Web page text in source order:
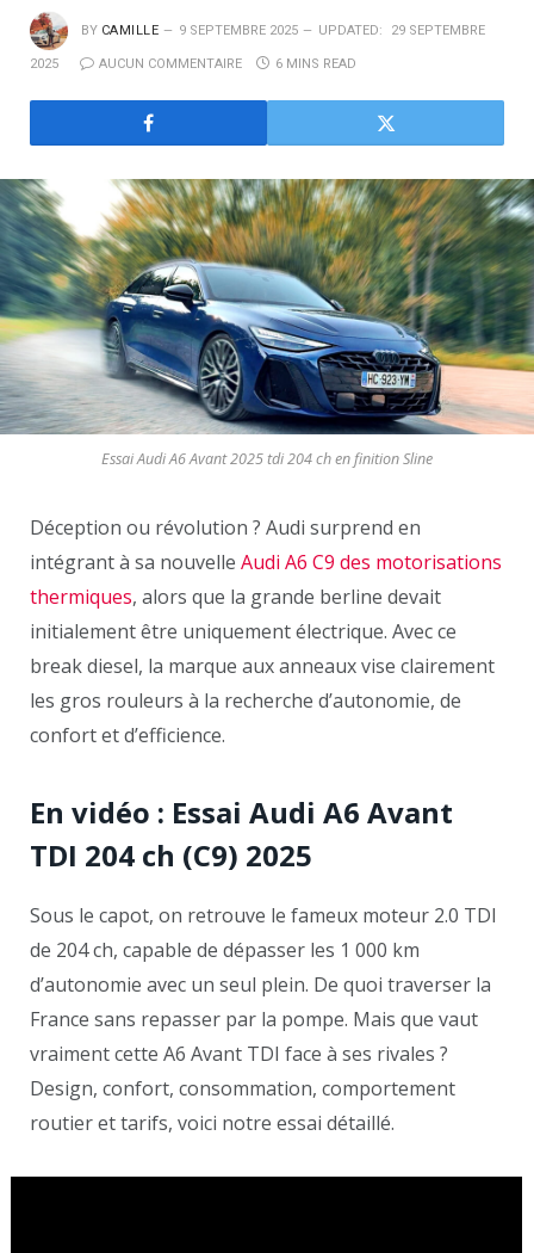
BY CAMILLE 9 SEPTEMBRE 2025 UPDATED: 29 SEPTEMBRE
2025 AUCUN COMMENTAIRE 6 MINS READ
Essai Audi A6 Avant 2025 tdi 204 ch en finition Sline
Déception ou révolution ? Audi surprend en
intégrant à sa nouvelle Audi A6 C9 des motorisations
thermiques, alors que la grande berline devait
initialement être uniquement électrique. Avec ce
break diesel, la marque aux anneaux vise clairement
les gros rouleurs à la recherche d’autonomie, de
confort et d’efficience.
En vidéo : Essai Audi A6 Avant
TDI 204 ch (C9) 2025
Sous le capot, on retrouve le fameux moteur 2.0 TDI
de 204 ch, capable de dépasser les 1 000 km
d’autonomie avec un seul plein. De quoi traverser la
France sans repasser par la pompe. Mais que vaut
vraiment cette A6 Avant TDI face à ses rivales ?
Design, confort, consommation, comportement
routier et tarifs, voici notre essai détaillé.